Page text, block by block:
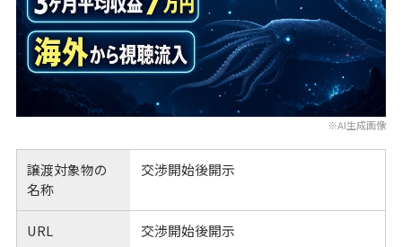
※AI生成画像
譲渡対象物の
名称
交渉開始後開示
URL 交渉開始後開示